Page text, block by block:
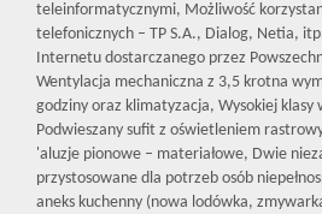
teleinformatycznymi, Możliwość
telefonicznych – TP S.A., Dialog, Netia,
Internetu dostarczanego przez
Wentylacja mechaniczna z 3,5 krotna
godziny oraz klimatyzacja, Wysokiej klasy
Podwieszany sufit z oświetleniem
'aluzje pionowe – materiałowe, Dwie
przystosowane dla potrzeb osób
aneks kuchenny (nowa lodówka,